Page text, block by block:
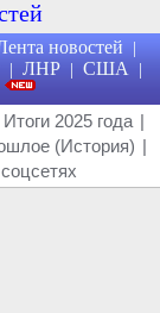
новостей |
| ЛНР | США |
Итоги 2025 года |
(История) |